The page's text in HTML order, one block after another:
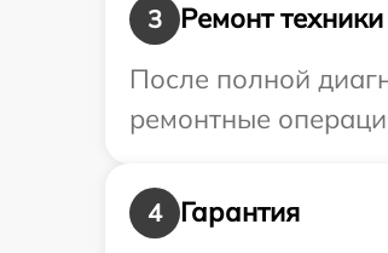
3
Ремонт техники
После полной
ремонтные
4
Гарантия